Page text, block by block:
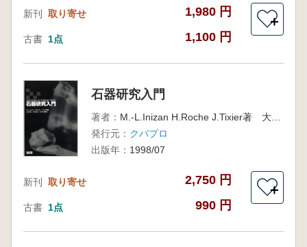
新刊 取り寄せ 1,980 円
古書 1点 1,100 円
＋
石器研究入門
著者：
M.-L.Inizan H.Roche J.Tixier著 大沼克彦 西秋良宏 鈴木美保訳
発行元： クバプロ
出版年： 1998/07
新刊 取り寄せ 2,750 円
古書 1点 990 円
＋